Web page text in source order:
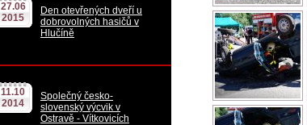
27.06
2015
Den otevřených dveří u
dobrovolných hasičů v
Hlučíně
11.10
2014
Společný česko-
slovenský výcvik v
Ostravě - Vítkovicích